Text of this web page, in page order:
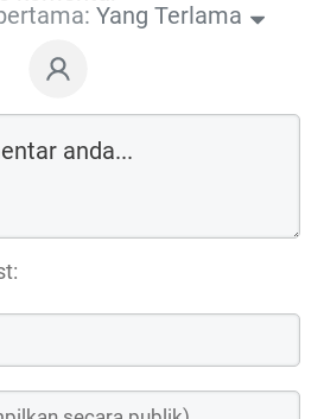
Yang Terlama